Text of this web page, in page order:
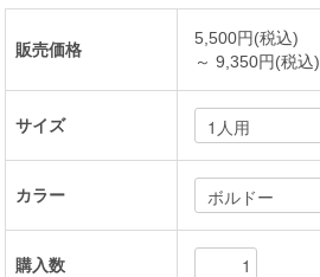
販売価格
5,500円(税込)
～ 9,350円(税込)
サイズ
カラー
購入数